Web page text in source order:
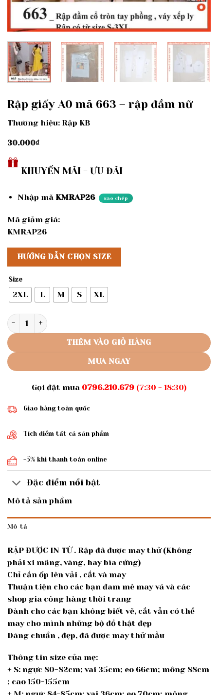
Rập giấy A0 mã 663 – rập đầm nữ
Thương hiệu: Rập KB
30.000₫
KHUYẾN MÃI - ƯU ĐÃI
Nhập mã KMRAP26 sao chép
Mã giảm giá:
KMRAP26
HƯỚNG DẪN CHỌN SIZE
Size
2XL L M S XL
Rập giấy A0 mã 663 - rập đầm nữ số lượng
THÊM VÀO GIỎ HÀNG
MUA NGAY
Gọi đặt mua 0796.210.679(7:30 - 18:30)
Giao hàng toàn quốc
Tích điểm tất cả sản phẩm
-5% khi thanh toán online
Đặc điểm nổi bật
Mô tả sản phẩm
Mô tả
RẬP ĐƯỢC IN TỪ . Rập đã được may thử (Không
phải xi măng, vàng, hay bìa cứng)
Chỉ cần ốp lên vải , cắt và may
Thuận tiện cho các bạn đam mê may vá và các
shop gia công hàng thời trang
Dành cho các bạn không biết vẽ, cắt vẫn có thể
may cho mình những bộ đồ thật đẹp
Dáng chuẩn , đẹp, đã được may thử mẫu
Thông tin size của mẹ:
+ S: ngực 80-82cm; vai 35cm; eo 66cm; mông 88cm
; cao 150-155cm